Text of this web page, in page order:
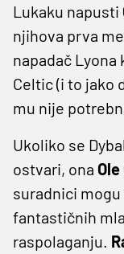
Lukaku napusti
njihova prva
napadač Lyona
Celtic (i to jako
mu nije
Ukoliko se
ostvari, ona
suradnici
fantastičnih
raspolaganju.